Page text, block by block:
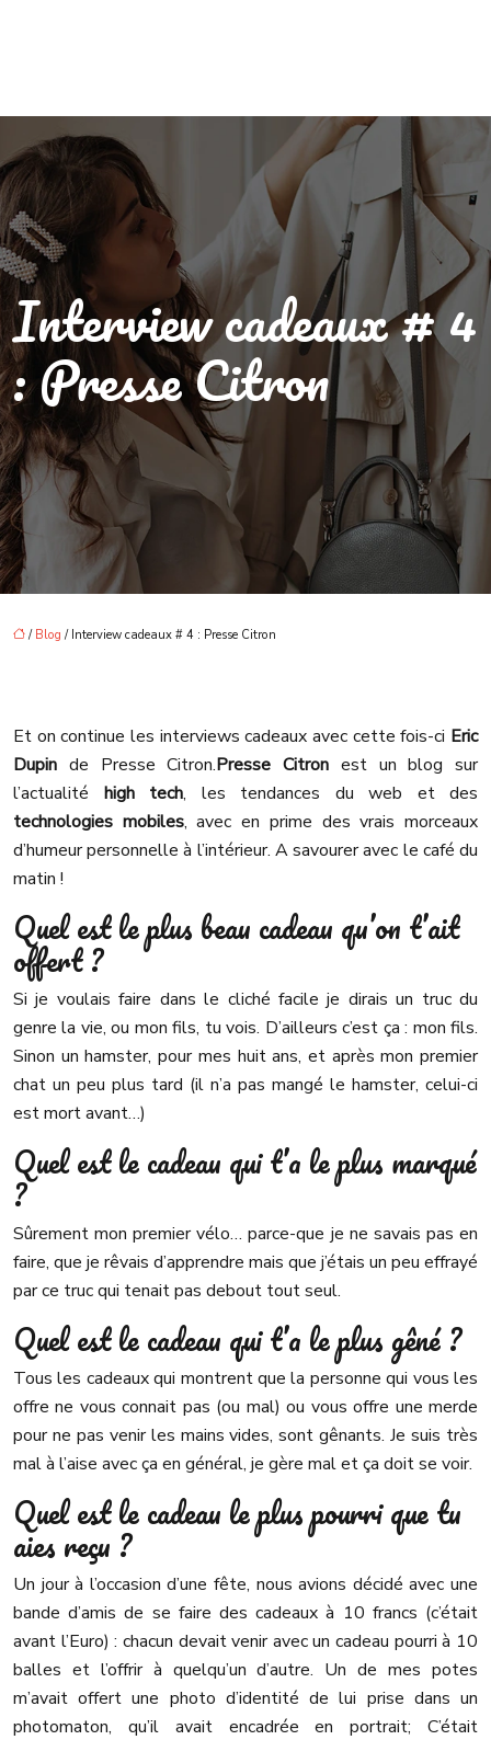
Interview cadeaux # 4
: Presse Citron
/ Blog / Interview cadeaux # 4 : Presse Citron
Et on continue les interviews cadeaux avec cette fois-ci Eric
Dupin de Presse Citron.Presse Citron est un blog sur
l’actualité high tech, les tendances du web et des
technologies mobiles, avec en prime des vrais morceaux
d’humeur personnelle à l’intérieur. A savourer avec le café du
matin !
Quel est le plus beau cadeau qu’on t’ait
offert ?
Si je voulais faire dans le cliché facile je dirais un truc du
genre la vie, ou mon fils, tu vois. D’ailleurs c’est ça : mon fils.
Sinon un hamster, pour mes huit ans, et après mon premier
chat un peu plus tard (il n’a pas mangé le hamster, celui-ci
est mort avant…)
Quel est le cadeau qui t’a le plus marqué
?
Sûrement mon premier vélo… parce-que je ne savais pas en
faire, que je rêvais d’apprendre mais que j’étais un peu effrayé
par ce truc qui tenait pas debout tout seul.
Quel est le cadeau qui t’a le plus gêné ?
Tous les cadeaux qui montrent que la personne qui vous les
offre ne vous connait pas (ou mal) ou vous offre une merde
pour ne pas venir les mains vides, sont gênants. Je suis très
mal à l’aise avec ça en général, je gère mal et ça doit se voir.
Quel est le cadeau le plus pourri que tu
aies reçu ?
Un jour à l’occasion d’une fête, nous avions décidé avec une
bande d’amis de se faire des cadeaux à 10 francs (c’était
avant l’Euro) : chacun devait venir avec un cadeau pourri à 10
balles et l’offrir à quelqu’un d’autre. Un de mes potes
m’avait offert une photo d’identité de lui prise dans un
photomaton, qu’il avait encadrée en portrait; C’était